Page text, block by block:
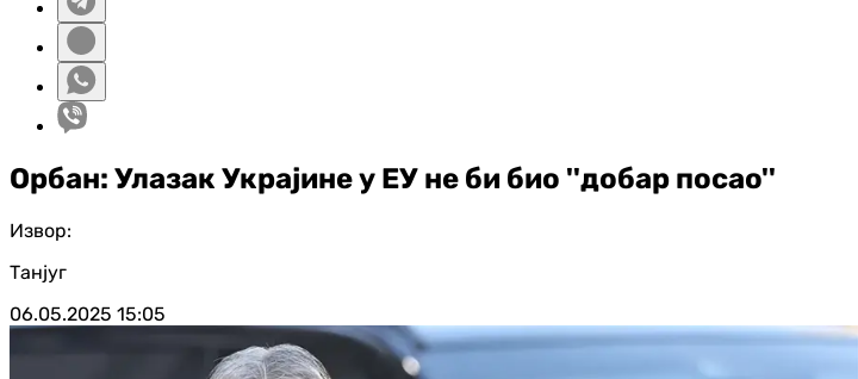
Орбан: Улазак Украјине у ЕУ не би био ''добар посао''
Извор:
Танјуг
06.05.2025 15:05